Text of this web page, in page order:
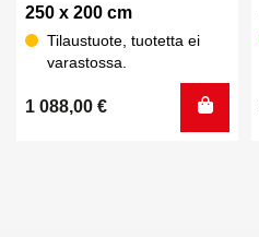
250 x 200 cm
Tilaustuote, tuotetta ei
varastossa.
1 088,00 €